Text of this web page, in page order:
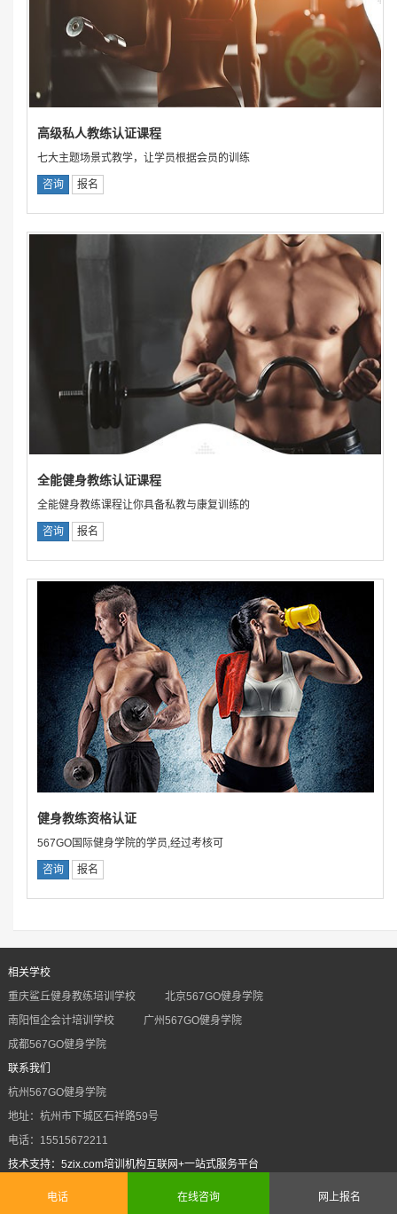
高级私人教练认证课程
七大主题场景式教学，让学员根据会员的训练
咨询 报名
全能健身教练认证课程
全能健身教练课程让你具备私教与康复训练的
咨询 报名
健身教练资格认证
567GO国际健身学院的学员,经过考核可
咨询 报名
相关学校
重庆鲨丘健身教练培训学校
北京567GO健身学院
南阳恒企会计培训学校
广州567GO健身学院
成都567GO健身学院
联系我们
杭州567GO健身学院
地址：杭州市下城区石祥路59号
电话：15515672211
技术支持：5zix.com培训机构互联网+一站式服务平台
Powered by 5zix.com
sitemap.txt
电话 在线咨询 网上报名